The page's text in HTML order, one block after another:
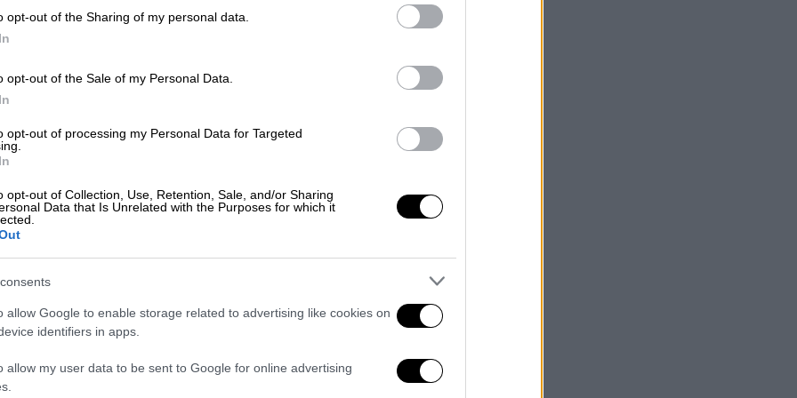
opt-out of the Sharing of my personal data.
opt-out of the Sale of my Personal Data.
opt-out of processing my Personal Data for Targeted
opt-out of Collection, Use, Retention, Sale, and/or Sharing
Data that Is Unrelated with the Purposes for which it
allow Google to enable storage related to advertising like cookies on
identifiers in apps.
allow my user data to be sent to Google for online advertising
Παιδεία|04.04.2023 05:45
διορισμένες διοικήσεις «διαλύουν»
το ίδρυμα - Με παραιτήσεις
φοιτητές διαμαρτύρονται
την υπόσχεσή της και να προχωρήσει
νομοθετικά στις απαραίτητες
αυτοδιοίκηση του ιδρύματος
Παιδεία 07.07.2022 08:12
Ανοικτό πανεπιστήμιο: Ξεκινούν οι